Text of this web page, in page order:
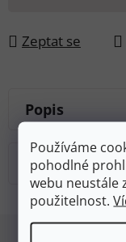
Používáme
pohodlné
webu neustále
použitelnost.
Zeptat se
Popis
Diskuze